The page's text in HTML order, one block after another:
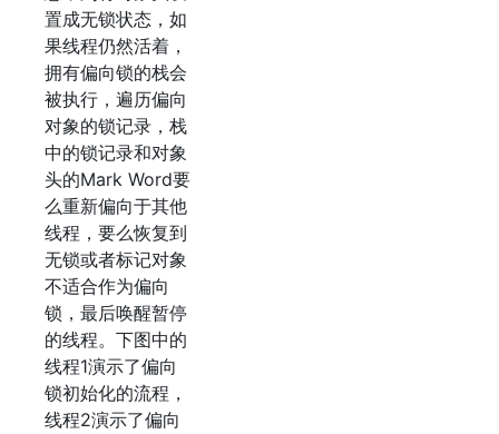
置成无锁状态，如
果线程仍然活着，
拥有偏向锁的栈会
被执行，遍历偏向
对象的锁记录，栈
中的锁记录和对象
头的Mark Word要
么重新偏向于其他
线程，要么恢复到
无锁或者标记对象
不适合作为偏向
锁，最后唤醒暂停
的线程。下图中的
线程1演示了偏向
锁初始化的流程，
线程2演示了偏向